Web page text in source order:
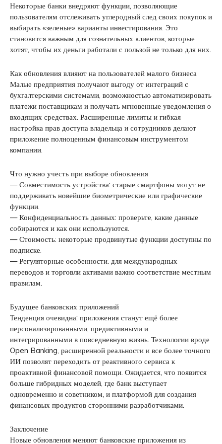
Некоторые банки внедряют функции, позволяющие
пользователям отслеживать углеродный след своих покупок и
выбирать «зеленые» варианты инвестирования. Это
становится важным для сознательных клиентов, которые
хотят, чтобы их деньги работали с пользой не только для них.
Как обновления влияют на пользователей малого бизнеса
Малые предприятия получают выгоду от интеграций с
бухгалтерскими системами, возможностью автоматизировать
платежи поставщикам и получать мгновенные уведомления о
входящих средствах. Расширенные лимиты и гибкая
настройка прав доступа владельца и сотрудников делают
приложение полноценным финансовым инструментом
компании.
Что нужно учесть при выборе обновления
— Совместимость устройства: старые смартфоны могут не
поддерживать новейшие биометрические или графические
функции.
— Конфиденциальность данных: проверьте, какие данные
собираются и как они используются.
— Стоимость: некоторые продвинутые функции доступны по
подписке.
— Регуляторные особенности: для международных
переводов и торговли активами важно соответствие местным
правилам.
Будущее банковских приложений
Тенденция очевидна: приложения станут ещё более
персонализированными, предиктивными и
интегрированными в повседневную жизнь. Технологии вроде
Open Banking, расширенной реальности и все более точного
ИИ позволят переходить от реактивного сервиса к
проактивной финансовой помощи. Ожидается, что появится
больше гибридных моделей, где банк выступает
одновременно и советником, и платформой для создания
финансовых продуктов сторонними разработчиками.
Заключение
Новые обновления меняют банковские приложения из